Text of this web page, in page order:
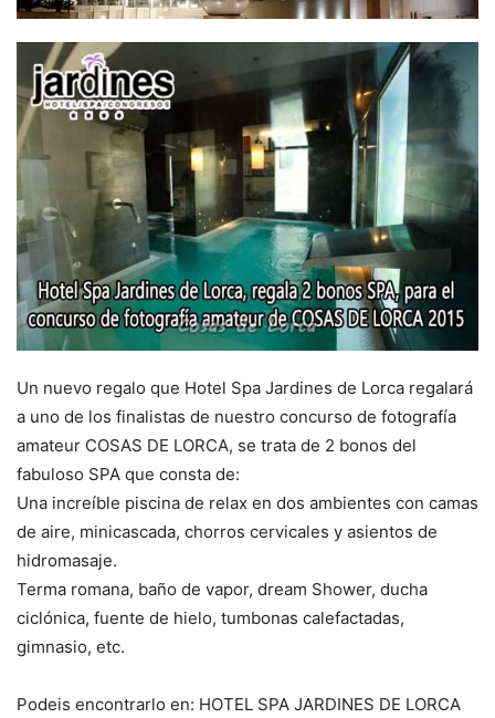
Un nuevo regalo que Hotel Spa Jardines de Lorca regalará
a uno de los finalistas de nuestro concurso de fotografía
amateur COSAS DE LORCA, se trata de 2 bonos del
fabuloso SPA que consta de:
Una increíble piscina de relax en dos ambientes con camas
de aire, minicascada, chorros cervicales y asientos de
hidromasaje.
Terma romana, baño de vapor, dream Shower, ducha
ciclónica, fuente de hielo, tumbonas calefactadas,
gimnasio, etc.
Podeis encontrarlo en: HOTEL SPA JARDINES DE LORCA